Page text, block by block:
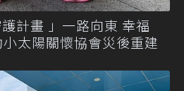
計畫 」一路向東 幸福
太陽關懷協會災後重建